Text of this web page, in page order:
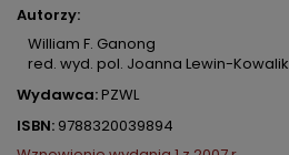
Autorzy:
William F. Ganong
red. wyd. pol. Joanna Lewin-Kowalik
Wydawca:PZWL
ISBN: 9788320039894